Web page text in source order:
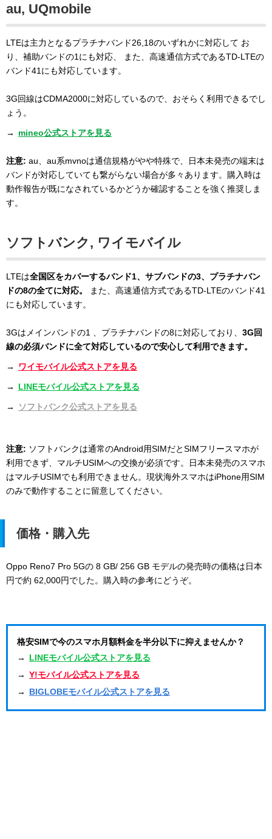
au, UQmobile
LTEは主力となるプラチナバンド26,18のいずれかに対応して お
り、補助バンドの1にも対応、 また、高速通信方式であるTD-LTEの
バンド41にも対応しています。
3G回線はCDMA2000に対応しているので、おそらく利用できるでし
ょう。
→ mineo公式ストアを見る
注意: au、au系mvnoは通信規格がやや特殊で、日本未発売の端末は
バンドが対応していても繋がらない場合が多々あります。購入時は
動作報告が既になされているかどうか確認することを強く推奨しま
す。
ソフトバンク, ワイモバイル
LTEは全国区をカバーするバンド1、サブバンドの3、プラチナバン
ドの8の全てに対応。
また、高速通信方式であるTD-LTEのバンド41
にも対応しています。
3Gはメインバンドの1 、プラチナバンドの8に対応しており、 3G回
線の必須バンドに全て対応しているので安心して利用できます。
→ ワイモバイル公式ストアを見る
→ LINEモバイル公式ストアを見る
→ ソフトバンク公式ストアを見る
注意: ソフトバンクは通常のAndroid用SIMだとSIMフリースマホが
利用できず、マルチUSIMへの交換が必須です。日本未発売のスマホ
はマルチUSIMでも利用できません。現状海外スマホはiPhone用SIM
のみで動作することに留意してください。
価格・購入先
Oppo Reno7 Pro 5Gの 8 GB/ 256 GB モデルの発売時の価格は日本
円で約 62,000円でした。購入時の参考にどうぞ。
格安SIMで今のスマホ月額料金を半分以下に抑えませんか？
→
LINEモバイル公式ストアを見る
→ Y!モバイル公式ストアを見る
→
BIGLOBEモバイル公式ストアを見る